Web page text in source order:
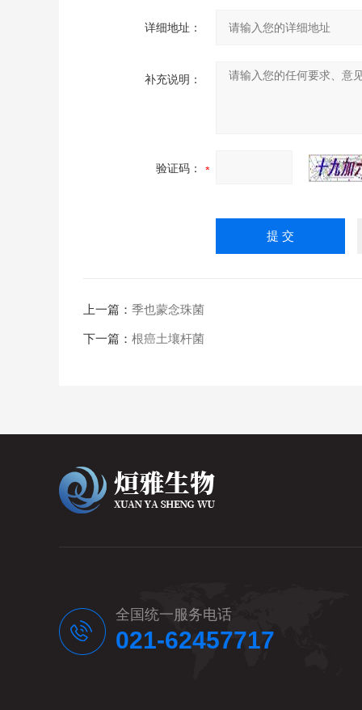
详细地址：
补充说明：
验证码：
上一篇： 季也蒙念珠菌
下一篇： 根癌土壤杆菌
全国统一服务电话
021-62457717